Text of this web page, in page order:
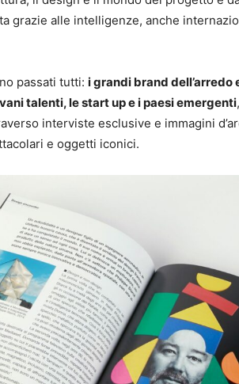
grazie alle intelligenze, anche
passati tutti: i grandi brand dell’arredo
talenti, le start up e i paesi emergenti
interviste esclusive e immagini
e oggetti iconici.